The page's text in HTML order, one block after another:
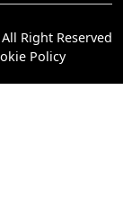
Right Reserved
Policy